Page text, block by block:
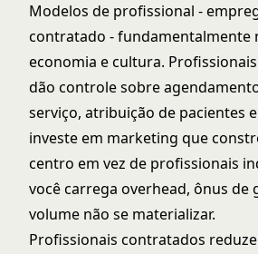
Modelos de profissional -
contratado - fundamentalmente
economia e cultura.
dão controle sobre
serviço, atribuição de pacientes
investe em marketing que
centro em vez de profissionais
você carrega overhead, ônus de
volume não se materializar.
Profissionais contratados